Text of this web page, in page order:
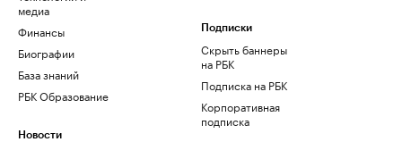
медиа
Финансы
Биографии
База знаний
РБК Образование
Новости
Подписки
Скрыть баннеры
на РБК
Подписка на РБК
Корпоративная
подписка